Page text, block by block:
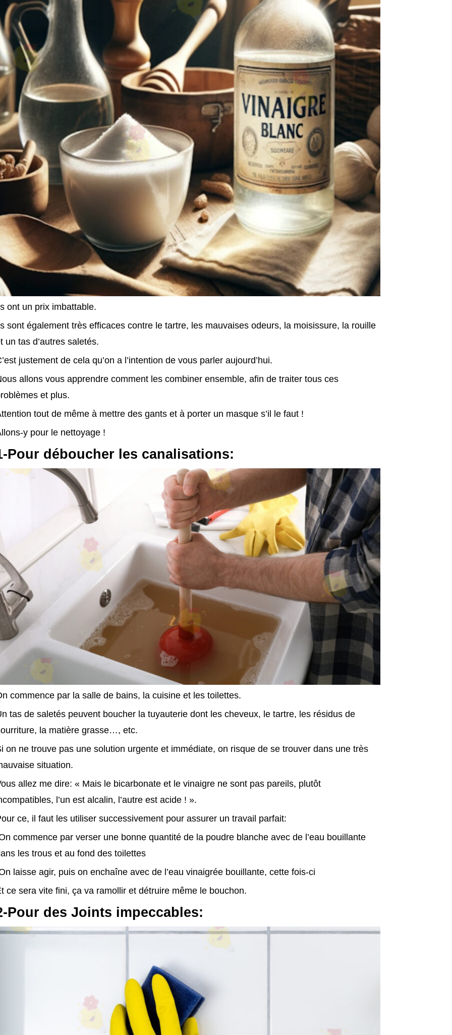
ont un prix imbattable.
sont également très efficaces contre le tartre, les mauvaises odeurs, la moisissure, la rouille
un tas d’autres saletés.
justement de cela qu’on a l’intention de vous parler aujourd’hui.
allons vous apprendre comment les combiner ensemble, afin de traiter tous ces
et plus.
tout de même à mettre des gants et à porter un masque s’il le faut !
y pour le nettoyage !
Pour déboucher les canalisations:
commence par la salle de bains, la cuisine et les toilettes.
tas de saletés peuvent boucher la tuyauterie dont les cheveux, le tartre, les résidus de
la matière grasse…, etc.
on ne trouve pas une solution urgente et immédiate, on risque de se trouver dans une très
situation.
allez me dire: « Mais le bicarbonate et le vinaigre ne sont pas pareils, plutôt
l’un est alcalin, l’autre est acide ! ».
ce, il faut les utiliser successivement pour assurer un travail parfait:
commence par verser une bonne quantité de la poudre blanche avec de l’eau bouillante
les trous et au fond des toilettes
laisse agir, puis on enchaîne avec de l’eau vinaigrée bouillante, cette fois-ci
ce sera vite fini, ça va ramollir et détruire même le bouchon.
Pour des Joints impeccables: